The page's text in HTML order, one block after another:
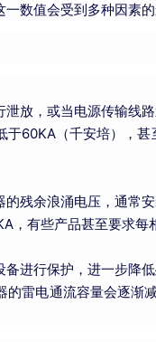
数值会受到多种因素
泄放，或当电源传输线
于60KA（千安培），
的残余浪涌电压，通常
，有些产品甚至要求每
进行保护，进一步降低
的雷电通流容量会逐